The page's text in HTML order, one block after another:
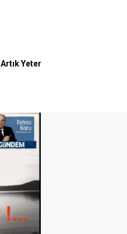
Artık Yeter